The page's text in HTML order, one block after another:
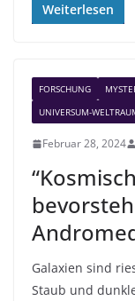
Weiterlesen
FORSCHUNG
UNIVERSUM-
Februar 28, 2024
Galaxien sind
Staub und